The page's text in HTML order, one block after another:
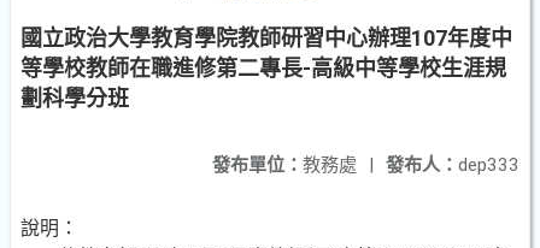
國立政治大學教育學院教師研習中心辦理107年度中
等學校教師在職進修第二專長-高級中等學校生涯規
劃科學分班
發布人： dep333
發布單位： 教務處 |
說明：